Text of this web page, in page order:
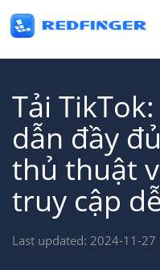
Tải
dẫn đầy
thủ thuật
truy cập
Last updated: 2024-11-27